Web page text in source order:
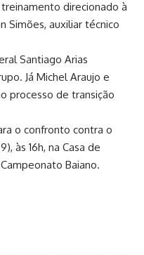
direcionado à
Simões, auxiliar técnico
Santiago Arias
Já Michel Araujo e
processo de transição
o confronto contra o
às 16h, na Casa de
Baiano.